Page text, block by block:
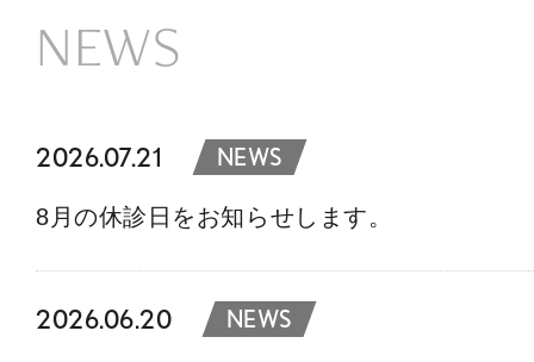
NEWS
2026.07.21 NEWS
8月の休診日をお知らせします。
2026.06.20 NEWS